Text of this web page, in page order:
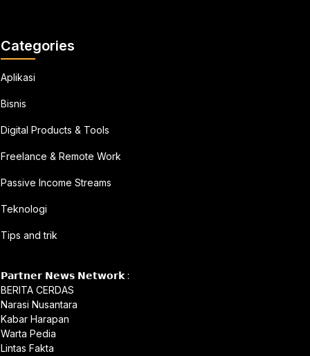
Categories
Aplikasi
Bisnis
Digital Products & Tools
Freelance & Remote Work
Passive Income Streams
Teknologi
Tips and trik
𝗣𝗮𝗿𝘁𝗻𝗲𝗿 𝗡𝗲𝘄𝘀 𝗡𝗲𝘁𝘄𝗼𝗿𝗸 :
BERITA CERDAS
Narasi Nusantara
Kabar Harapan
Warta Pedia
Lintas Fakta